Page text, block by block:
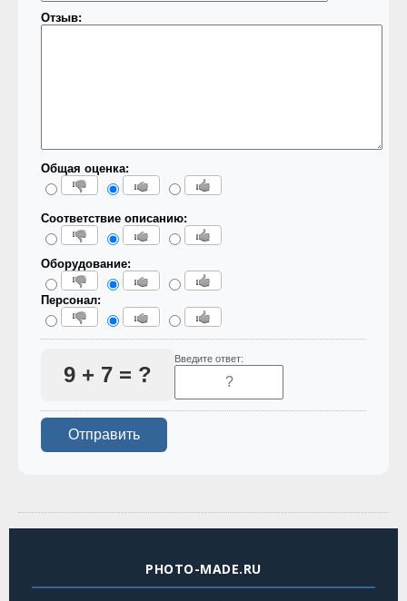
Отзыв:
Общая оценка:
Соответствие описанию:
Оборудование:
Персонал:
9 + 7 = ?
Введите ответ:
PHOTO-MADE.RU